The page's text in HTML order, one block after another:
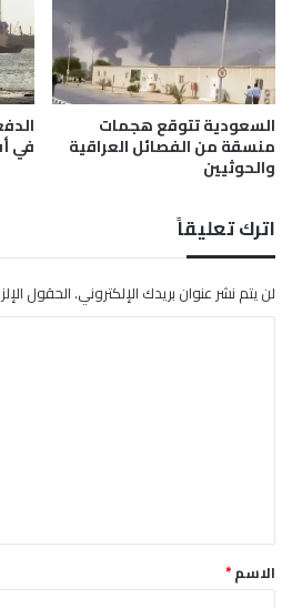
أ
س
ب
و
ع
و
ز
ع
ل
ى
ج
ن
ب
أ
ف
ر
ي
السعودية تتوقع هجمات
منسقة من الفصائل العراقية
والحوثيين
في
اترك تعليقاً
لن يتم نشر عنوان بريدك الإلكتروني.الحقول
*الاسم*